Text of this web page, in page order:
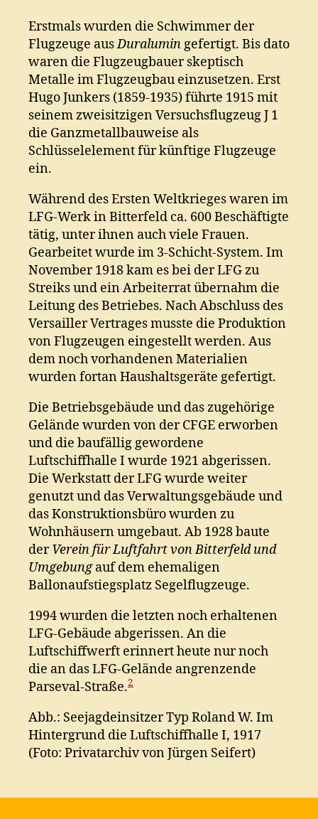
Erstmals wurden die Schwimmer der
Flugzeuge ausDuralumingefertigt. Bis dato
waren die Flugzeugbauer skeptisch
Metalle im Flugzeugbau einzusetzen. Erst
Hugo Junkers (1859-1935) führte 1915 mit
seinem zweisitzigen Versuchsflugzeug J 1
die Ganzmetallbauweise als
Schlüsselelement für künftige Flugzeuge
ein.
Während des Ersten Weltkrieges waren im
LFG-Werk in Bitterfeld ca. 600 Beschäftigte
tätig, unter ihnen auch viele Frauen.
Gearbeitet wurde im 3-Schicht-System. Im
November 1918 kam es bei der LFG zu
Streiks und ein Arbeiterrat übernahm die
Leitung des Betriebes. Nach Abschluss des
Versailler Vertrages musste die Produktion
von Flugzeugen eingestellt werden. Aus
dem noch vorhandenen Materialien
wurden fortan Haushaltsgeräte gefertigt.
Die Betriebsgebäude und das zugehörige
Gelände wurden von der CFGE erworben
und die baufällig gewordene
Luftschiffhalle I wurde 1921 abgerissen.
Die Werkstatt der LFG wurde weiter
genutzt und das Verwaltungsgebäude und
das Konstruktionsbüro wurden zu
Wohnhäusern umgebaut. Ab 1928 baute
derVerein für Luftfahrt von Bitterfeld und
Umgebungauf dem ehemaligen
Ballonaufstiegsplatz Segelflugzeuge.
1994 wurden die letzten noch erhaltenen
LFG-Gebäude abgerissen. An die
Luftschiffwerft erinnert heute nur noch
die an das LFG-Gelände angrenzende
Parseval-Straße.2
Abb.: Seejagdeinsitzer Typ Roland W. Im
Hintergrund die Luftschiffhalle I, 1917
(Foto: Privatarchiv von Jürgen Seifert)